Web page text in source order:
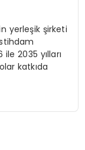
yerleşik şirketi
2035 yılları
katkıda